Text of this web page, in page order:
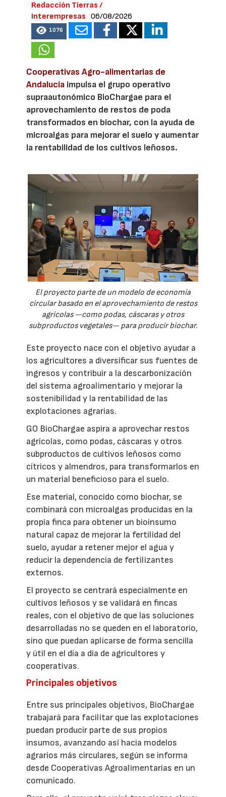
Redacción Tierras /
Interempresas
06/08/2026
1076
Cooperativas Agro-alimentarias de
Andalucía impulsa el grupo operativo
supraautonómico BioChargae para el
aprovechamiento de restos de poda
transformados en biochar, con la ayuda de
microalgas para mejorar el suelo y aumentar
la rentabilidad de los cultivos leñosos.
El proyecto parte de un modelo de economía
circular basado en el aprovechamiento de restos
agrícolas —como podas, cáscaras y otros
subproductos vegetales— para producir biochar.
Este proyecto nace con el objetivo ayudar a
los agricultores a diversificar sus fuentes de
ingresos y contribuir a la descarbonización
del sistema agroalimentario y mejorar la
sostenibilidad y la rentabilidad de las
explotaciones agrarias.
GO BioChargae aspira a aprovechar restos
agrícolas, como podas, cáscaras y otros
subproductos de cultivos leñosos como
cítricos y almendros, para transformarlos en
un material beneficioso para el suelo.
Ese material, conocido como biochar, se
combinará con microalgas producidas en la
propia finca para obtener un bioinsumo
natural capaz de mejorar la fertilidad del
suelo, ayudar a retener mejor el agua y
reducir la dependencia de fertilizantes
externos.
El proyecto se centrará especialmente en
cultivos leñosos y se validará en fincas
reales, con el objetivo de que las soluciones
desarrolladas no se queden en el laboratorio,
sino que puedan aplicarse de forma sencilla
y útil en el día a día de agricultores y
cooperativas.
Principales objetivos
Entre sus principales objetivos, BioChargae
trabajará para facilitar que las explotaciones
puedan producir parte de sus propios
insumos, avanzando así hacia modelos
agrarios más circulares, según se informa
desde Cooperativas Agroalimentarias en un
comunicado.